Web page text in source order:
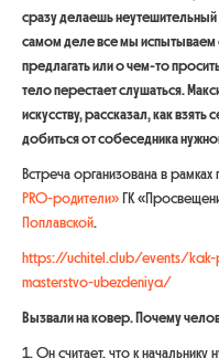
сразу делаешь
самом деле все мы испытываем
предлагать или о чем-то
тело перестает слушаться.
искусству, рассказал, как
добиться от собеседника
Встреча организована в рамках
PRO-родители»ГК
Поплавской.
https://uchitel.club/events/
masterstvo-ubezdeniya/
Вызвали на ковер. Почему
1. Он считает, что к начальнику